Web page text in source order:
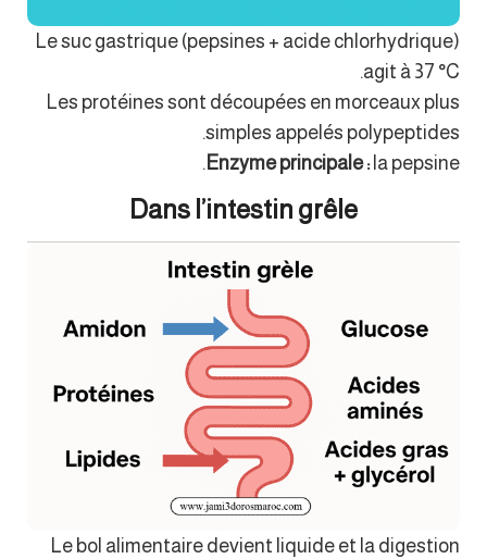
Le suc gastrique (pepsines + acide chlorhydrique)
agit à 37 °C.
Les protéines sont découpées en morceaux plus
simples appelés polypeptides.
Enzyme principale :la pepsine.
Dans l’intestin grêle
Le bol alimentaire devient liquide et la digestion